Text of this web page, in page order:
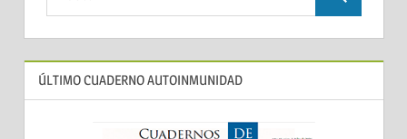
ÚLTIMO CUADERNO AUTOINMUNIDAD